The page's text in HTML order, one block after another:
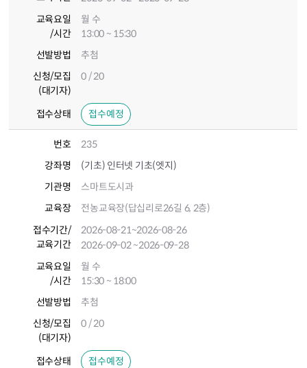
교육요일
/시간
월 수
13:00 ~ 15:30
선발방법
추첨
신청/모집
(대기자)
0 / 20
접수상태 접수예정
번호
235
강좌명
(기초) 인터넷 기초(엣지)
기관명
스마트도시과
교육장
전농교육장(답십리로26길 6, 2층)
접수기간/
교육기간
2026-08-21~2026-08-26
2026-09-02~2026-09-28
교육요일
/시간
월 수
15:30 ~ 18:00
선발방법
추첨
신청/모집
(대기자)
0 / 20
접수상태 접수예정